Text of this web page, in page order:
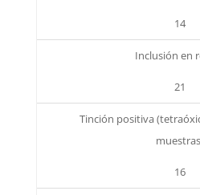
14
Inclusión en
21
Tinción positiva
16